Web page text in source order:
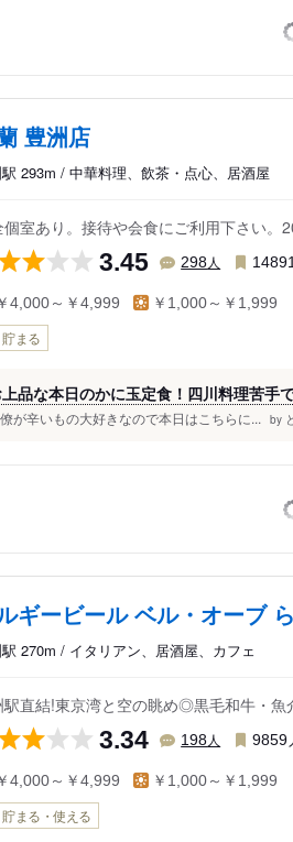
豊洲店
293m / 中華料理、飲茶・点心、居酒屋
個室あり。接待や会食にご利用下さい。
3.45 298人
4,000～￥4,999 ￥1,000～￥1,999
貯まる
品な本日のかに玉定食！四川料理苦手
が辛いもの大好きなので本日はこちらに... by
ギービール ベル・オーブ
270m / イタリアン、居酒屋、カフェ
駅直結!東京湾と空の眺め◎黒毛和牛・
3.34 198人 9859
4,000～￥4,999 ￥1,000～￥1,999
貯まる・使える